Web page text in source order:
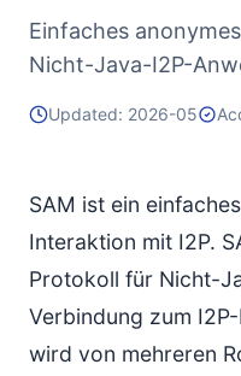
SAM Virtuelle
SAM Virtual Streams:
RESULT-Werte
Tunnel-, I2CP- und
BASE64-
Standard-SAM-
Einfaches
Nicht-Java-I2P-
Updated: 2026-05
SAM ist ein
Interaktion mit I2P.
Protokoll für Nicht-
Verbindung zum
wird von mehreren